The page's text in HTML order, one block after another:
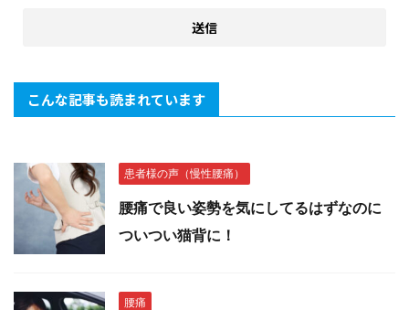
こんな記事も読まれています
患者様の声（慢性腰痛）
腰痛で良い姿勢を気にしてるはずなのに
ついつい猫背に！
腰痛